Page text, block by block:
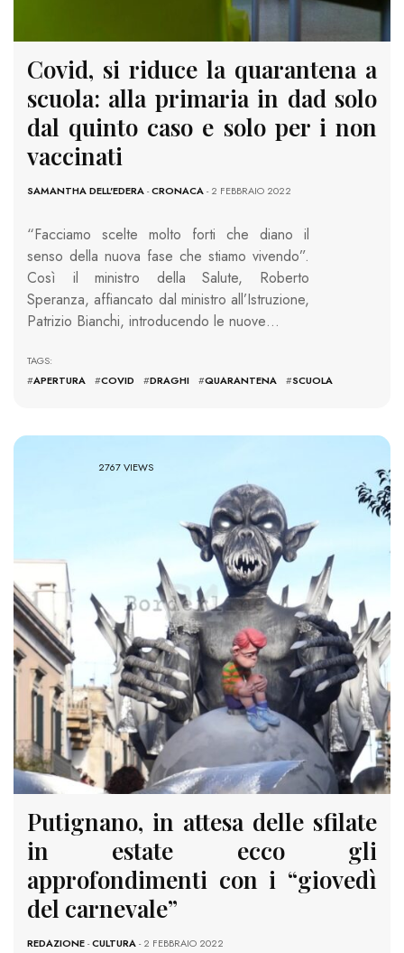
Covid, si riduce la quarantena a
scuola: alla primaria in dad solo
dal quinto caso e solo per i non
vaccinati
SAMANTHA DELL'EDERA-CRONACA- 2 FEBBRAIO 2022
“Facciamo scelte molto forti che diano il
senso della nuova fase che stiamo vivendo”.
Così il ministro della Salute, Roberto
Speranza, affiancato dal ministro all’Istruzione,
Patrizio Bianchi, introducendo le nuove…
TAGS:
#APERTURA #COVID #DRAGHI #QUARANTENA #SCUOLA
2767 VIEWS
Putignano, in attesa delle sfilate
in estate ecco gli
approfondimenti con i “giovedì
del carnevale”
REDAZIONE-CULTURA- 2 FEBBRAIO 2022